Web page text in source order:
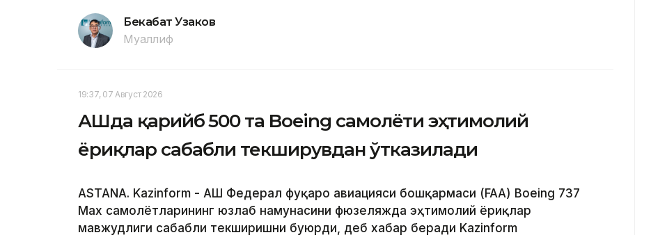
Бекабат Узаков
Муаллиф
19:37, 07 Август 2026
АҚШда қарийб 500 та Boeing самолёти эҳтимолий
ёриқлар сабабли текширувдан ўтказилади
ASTANA. Kazinform - АҚШ Федерал фуқаро авиацияси бошқармаси (FAA) Boeing 737
Max самолётларининг юзлаб намунасини фюзеляжда эҳтимолий ёриқлар
мавжудлиги сабабли текширишни буюрди, деб хабар беради Kazinform